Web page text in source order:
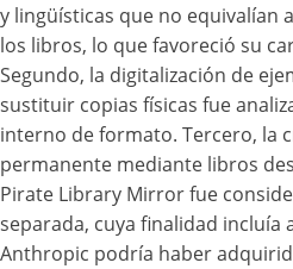
y lingüísticas que no equivalían
los libros, lo que favoreció su
Segundo, la digitalización de
sustituir copias físicas fue
interno de formato. Tercero, la
permanente mediante libros
Pirate Library Mirror fue
separada, cuya finalidad incluía
Anthropic podría haber